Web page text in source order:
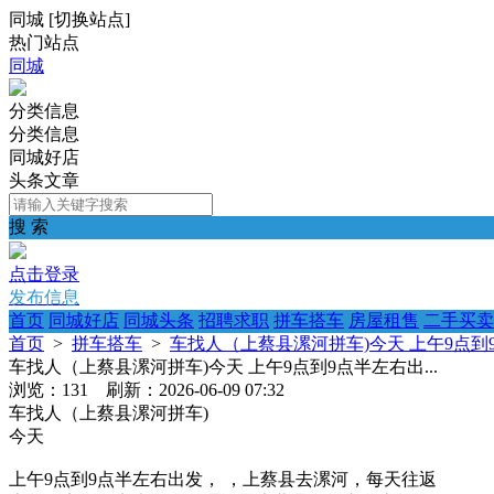
同城 [切换站点]
热门站点
同城
分类信息
分类信息
同城好店
头条文章
搜 索
点击登录
发布信息
首页 同城好店 同城头条 招聘求职 拼车搭车 房屋租售 二手买卖
首页 > 拼车搭车 > 车找人（上蔡县漯河拼车)今天 上午9点到
车找人（上蔡县漯河拼车)今天 上午9点到9点半左右出...
浏览：131 刷新：2026-06-09 07:32
车找人（上蔡县漯河拼车)
今天
上午9点到9点半左右出发， ，上蔡县去漯河，每天往返